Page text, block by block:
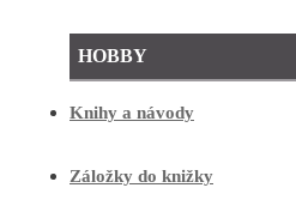
HOBBY
Knihy a návody
Záložky do knižky